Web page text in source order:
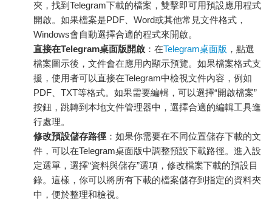
夾，找到Telegram下載的檔案，雙擊即可用預設應用程式
開啟。如果檔案是PDF、Word或其他常見文件格式，
Windows會自動選擇合適的程式來開啟。
直接在Telegram桌面版開啟 ：在Telegram桌面版 ，點選
檔案圖示後，文件會在應用內顯示預覽。如果檔案格式支
援，使用者可以直接在Telegram中檢視文件內容，例如
PDF、TXT等格式。如果需要編輯，可以選擇“開啟檔案”
按鈕，跳轉到本地文件管理器中，選擇合適的編輯工具進
行處理。
修改預設儲存路徑 ：如果你需要在不同位置儲存下載的文
件，可以在Telegram桌面版中調整預設下載路徑。進入設
定選單，選擇“資料與儲存”選項，修改檔案下載的預設目
錄。這樣，你可以將所有下載的檔案儲存到指定的資料夾
中，便於整理和檢視。